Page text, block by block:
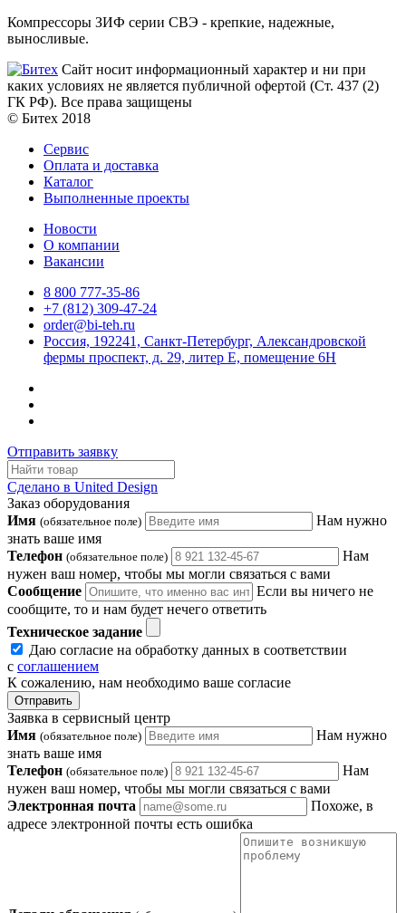
Компрессоры ЗИФ серии СВЭ - крепкие, надежные,
выносливые.
Сайт носит информационный характер и ни при
каких условиях не является публичной офертой (Ст. 437 (2)
ГК РФ). Все права защищены
© Битех 2018
Сервис
Оплата и доставка
Каталог
Выполненные проекты
Новости
О компании
Вакансии
8 800 777-35-86
+7 (812) 309-47-24
order@bi-teh.ru
Россия, 192241, Санкт-Петербург, Александровской
фермы проспект, д. 29, литер Е, помещение 6Н
Отправить заявку
Сделано в United Design
Заказ оборудования
Имя (обязательное поле)
Нам нужно
знать ваше имя
Телефон (обязательное поле)
Нам
нужен ваш номер, чтобы мы могли связаться с вами
Сообщение
Если вы ничего не
сообщите, то и нам будет нечего ответить
Техническое задание
Даю согласие на обработку данных в соответствии
с соглашением
К сожалению, нам необходимо ваше согласие
Отправить
Заявка в сервисный центр
Имя (обязательное поле)
Нам нужно
знать ваше имя
Телефон (обязательное поле)
Нам
нужен ваш номер, чтобы мы могли связаться с вами
Электронная почта
Похоже, в
адресе электронной почты есть ошибка